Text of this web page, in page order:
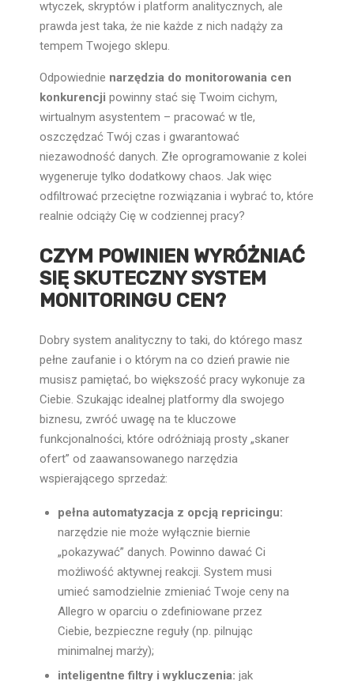
wtyczek, skryptów i platform analitycznych, ale
prawda jest taka, że nie każde z nich nadąży za
tempem Twojego sklepu.
Odpowiednie narzędzia do monitorowania cen
konkurencji powinny stać się Twoim cichym,
wirtualnym asystentem – pracować w tle,
oszczędzać Twój czas i gwarantować
niezawodność danych. Złe oprogramowanie z kolei
wygeneruje tylko dodatkowy chaos. Jak więc
odfiltrować przeciętne rozwiązania i wybrać to, które
realnie odciąży Cię w codziennej pracy?
CZYM POWINIEN WYRÓŻNIAĆ
SIĘ SKUTECZNY SYSTEM
MONITORINGU CEN?
Dobry system analityczny to taki, do którego masz
pełne zaufanie i o którym na co dzień prawie nie
musisz pamiętać, bo większość pracy wykonuje za
Ciebie. Szukając idealnej platformy dla swojego
biznesu, zwróć uwagę na te kluczowe
funkcjonalności, które odróżniają prosty „skaner
ofert” od zaawansowanego narzędzia
wspierającego sprzedaż:
pełna automatyzacja z opcją repricingu:
narzędzie nie może wyłącznie biernie
„pokazywać” danych. Powinno dawać Ci
możliwość aktywnej reakcji. System musi
umieć samodzielnie zmieniać Twoje ceny na
Allegro w oparciu o zdefiniowane przez
Ciebie, bezpieczne reguły (np. pilnując
minimalnej marży);
inteligentne filtry i wykluczenia: jak